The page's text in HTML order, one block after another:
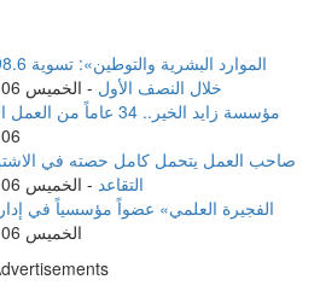
خلال النصف الأول - الخميس 06 أغسطس 2026 02:14 صباحاً
مؤسسة زايد الخير.. 34 عاماً من العمل الإنساني والتنموي
06 أغسطس 2026 02:14 صباحاً
التقاعد - الخميس 06 أغسطس 2026 02:14 صباحاً
«الفجيرة العلمي» عضواً مؤسسياً في
الخميس 06 أغسطس 2026 02:14 صباحاً